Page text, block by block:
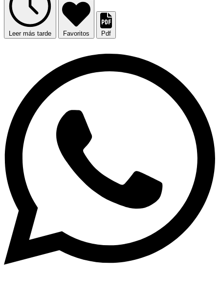
Leer más tarde Favoritos Pdf